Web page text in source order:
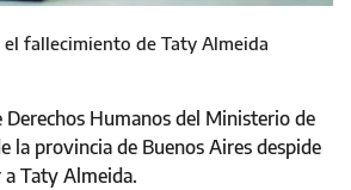
fallecimiento de Taty Almeida
Derechos Humanos del Ministerio de
la provincia de Buenos Aires despide
Taty Almeida.